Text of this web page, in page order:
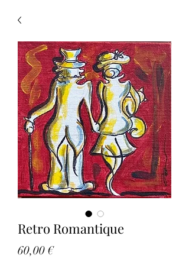
Retro Romantique
60,00 €Prezzo